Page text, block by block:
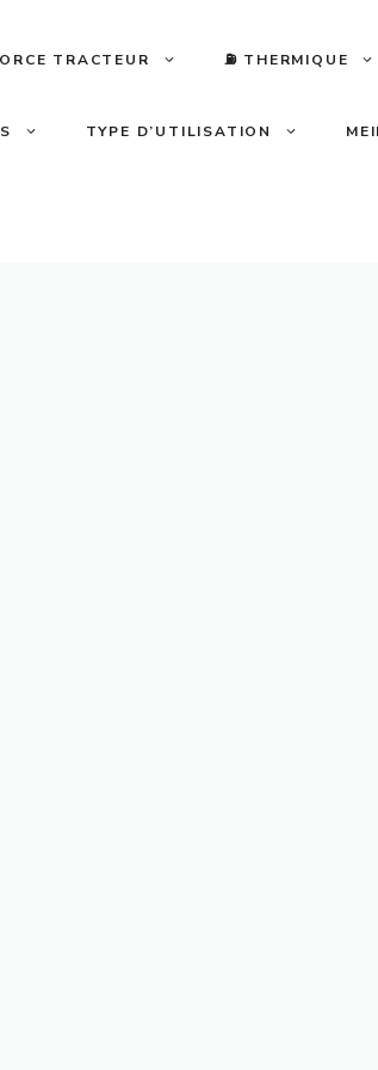
TRACTEUR ⛽️ THERMIQUE
TYPE D’UTILISATION